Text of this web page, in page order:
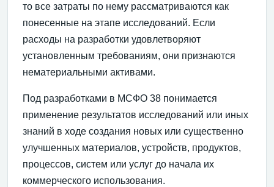
то все затраты по нему рассматриваются как
понесенные на этапе исследований. Если
расходы на разработки удовлетворяют
установленным требованиям, они признаются
нематериальными активами.
Под разработками в МСФО 38 понимается
применение результатов исследований или иных
знаний в ходе создания новых или существенно
улучшенных материалов, устройств, продуктов,
процессов, систем или услуг до начала их
коммерческого использования.